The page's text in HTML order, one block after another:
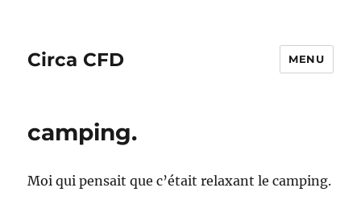
Circa CFD MENU
camping.
Moi qui pensait que c’était relaxant le camping.